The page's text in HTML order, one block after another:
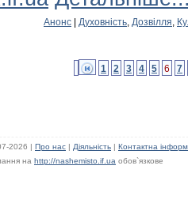
Анонс Духовність, Дозвілля,
1 2 3 4 5 6 7
2026 | Про нас | Діяльність | Контактна
на http://nashemisto.if.ua обов`язкове